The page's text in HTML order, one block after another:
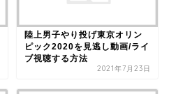
陸上男子やり投げ東京オリン
ピック2020を見逃し動画/ライ
ブ視聴する方法
2021年7月23日